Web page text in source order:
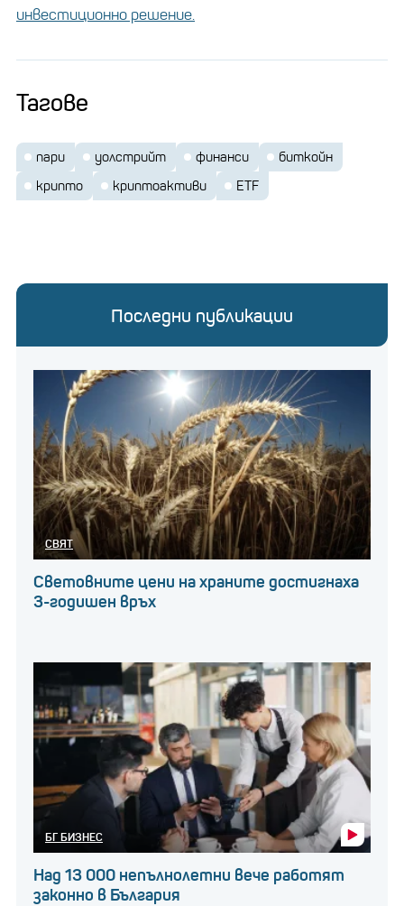
технологични, така и застрахователни компании.
инвестиционно решение.
Тагове
пари уолстрийт финанси
биткойн
крипто
криптоактиви ETF
Последни публикации
СВЯТ
Световните цени на храните достигнаха
3-годишен връх
БГ БИЗНЕС
Над 13 000 непълнолетни вече работят
законно в България